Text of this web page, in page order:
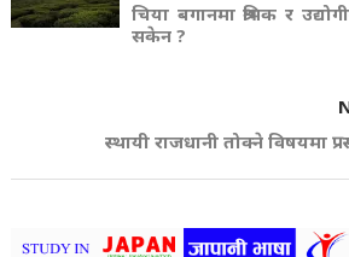
चिया बगानमा श्रमिक र
सकेन ?
स्थायी राजधानी तोक्ने विषयमा